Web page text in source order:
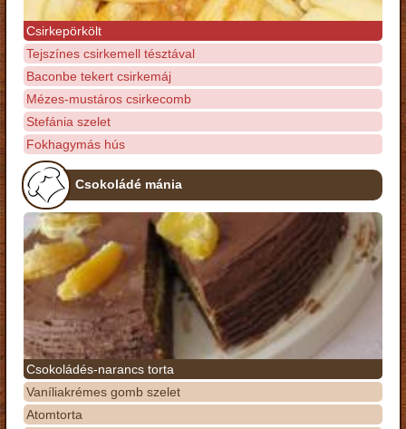
Csirkepörkölt
Tejszínes csirkemell tésztával
Baconbe tekert csirkemáj
Mézes-mustáros csirkecomb
Stefánia szelet
Fokhagymás hús
Csokoládé mánia
Csokoládés-narancs torta
Vaníliakrémes gomb szelet
Atomtorta